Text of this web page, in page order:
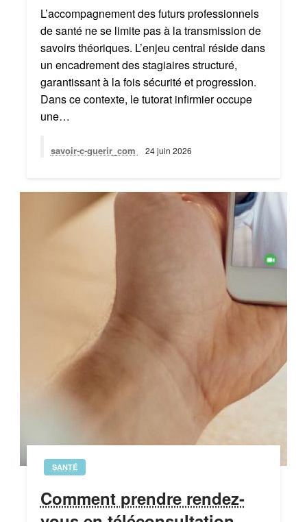
L’accompagnement des futurs professionnels
de santé ne se limite pas à la transmission de
savoirs théoriques. L’enjeu central réside dans
un encadrement des stagiaires structuré,
garantissant à la fois sécurité et progression.
Dans ce contexte, le tutorat infirmier occupe
une…
savoir-c-guerir_com 24 juin 2026
SANTÉ
Comment prendre rendez-